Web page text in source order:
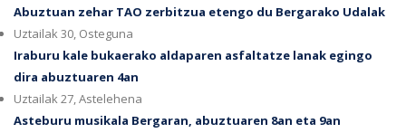
Abuztuan zehar TAO zerbitzua etengo du Bergarako Udalak
Uztailak 30, Osteguna
Iraburu kale bukaerako aldaparen asfaltatze lanak egingo
dira abuztuaren 4an
Uztailak 27, Astelehena
Asteburu musikala Bergaran, abuztuaren 8an eta 9an